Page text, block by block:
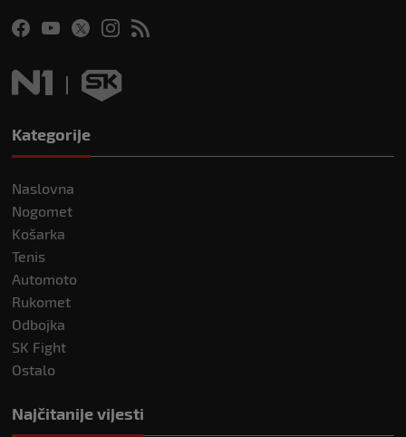
Kategorije
Naslovna
Nogomet
Košarka
Tenis
Automoto
Rukomet
Odbojka
SK Fight
Ostalo
Najčitanije vijesti